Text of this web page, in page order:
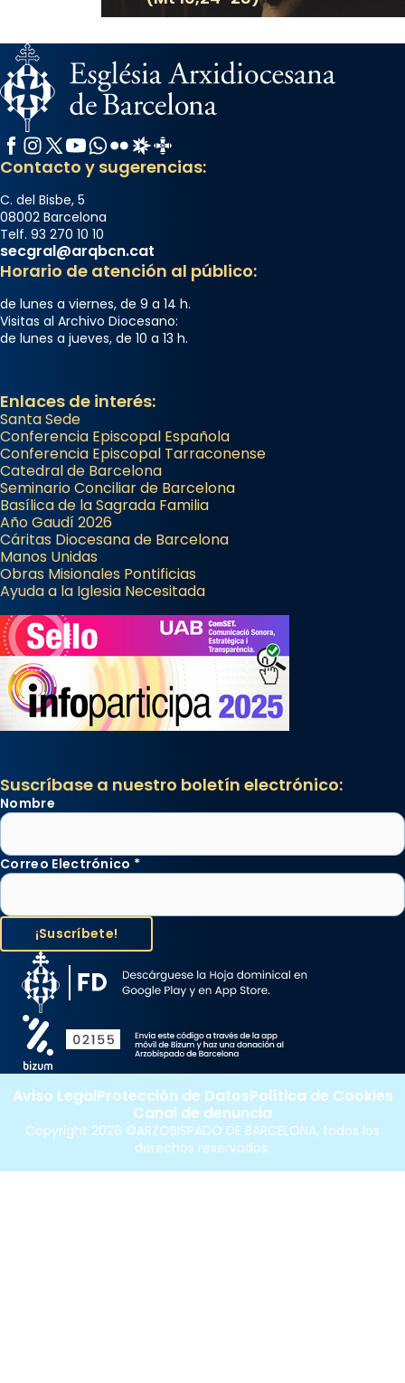
Facebook
Instagram
X / Twitter
YouTube
WhatsApp
FlickrRadio Estel
Catalunya Cristiana
Contacto y sugerencias:
C. del Bisbe, 5
08002 Barcelona
Telf. 93 270 10 10
secgral@arqbcn.cat
Horario de atención al público:
de lunes a viernes, de 9 a 14 h.
Visitas al Archivo Diocesano:
de lunes a jueves, de 10 a 13 h.
Enlaces de interés:
Santa Sede
Conferencia Episcopal Española
Conferencia Episcopal Tarraconense
Catedral de Barcelona
Seminario Conciliar de Barcelona
Basílica de la Sagrada Familia
Año Gaudí 2026
Cáritas Diocesana de Barcelona
Manos Unidas
Obras Misionales Pontificias
Ayuda a la Iglesia Necesitada
Suscríbase a nuestro boletín electrónico:
Nombre
Correo Electrónico *
Copyright 2026 ©ARZOBISPADO DE BARCELONA, todos los
derechos reservados.
Aviso LegalProtección de DatosPolítica de Cookies
Canal de denuncia